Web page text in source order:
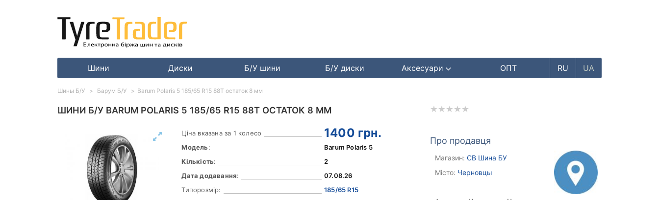
Шини Диски Б/У шини Б/У диски Аксесуари ОПТ RU UA
ШИНИ Б/У BARUM POLARIS 5 185/65 R15 88T ОСТАТОК 8 ММ
Ціна вказана за 1 колесо 1400 грн.
Модель:
Barum Polaris 5
Кількість:
2
Дата додавання:
07.08.26
Типорозмір:
185/65 R15
Про продавця
Магазин: СВ Шина БУ
Місто: Черновцы
Шины Б/У Барум Б/У Barum Polaris 5 185/65 R15 88T остаток 8 мм